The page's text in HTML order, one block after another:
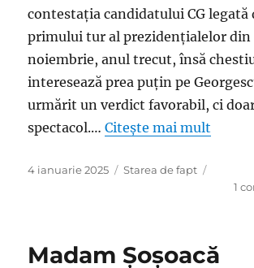
contestația candidatului CG legată
primului tur al prezidențialelor din
noiembrie, anul trecut, însă
interesează prea puţin pe
urmărit un verdict favorabil, ci
spectacol.…Citește mai mult
Publicat
4 ianuarie 2025 Categorii
Starea de fapt
1
Madam Şoşoacă